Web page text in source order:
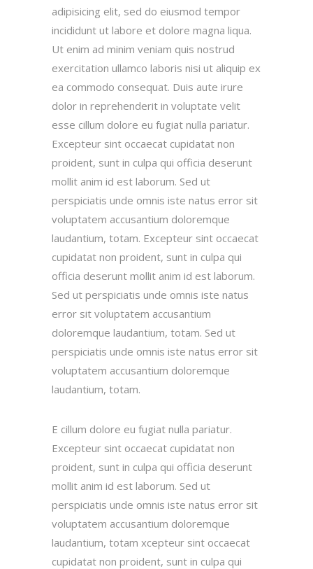
adipisicing elit, sed do eiusmod tempor
incididunt ut labore et dolore magna liqua.
Ut enim ad minim veniam quis nostrud
exercitation ullamco laboris nisi ut aliquip ex
ea commodo consequat. Duis aute irure
dolor in reprehenderit in voluptate velit
esse cillum dolore eu fugiat nulla pariatur.
Excepteur sint occaecat cupidatat non
proident, sunt in culpa qui officia deserunt
mollit anim id est laborum. Sed ut
perspiciatis unde omnis iste natus error sit
voluptatem accusantium doloremque
laudantium, totam. Excepteur sint occaecat
cupidatat non proident, sunt in culpa qui
officia deserunt mollit anim id est laborum.
Sed ut perspiciatis unde omnis iste natus
error sit voluptatem accusantium
doloremque laudantium, totam. Sed ut
perspiciatis unde omnis iste natus error sit
voluptatem accusantium doloremque
laudantium, totam.
E cillum dolore eu fugiat nulla pariatur.
Excepteur sint occaecat cupidatat non
proident, sunt in culpa qui officia deserunt
mollit anim id est laborum. Sed ut
perspiciatis unde omnis iste natus error sit
voluptatem accusantium doloremque
laudantium, totam xcepteur sint occaecat
cupidatat non proident, sunt in culpa qui